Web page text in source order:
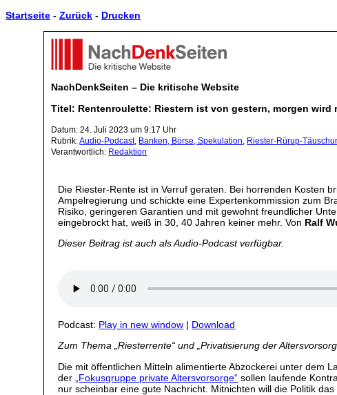
Startseite - Zurück - Drucken
NachDenkSeiten – Die kritische Website
Titel: Rentenroulette: Riestern ist von gestern, morgen wird
Datum: 24. Juli 2023 um 9:17 Uhr
Rubrik:Audio-Podcast, Banken, Börse, Spekulation, Riester-Rürup-
Verantwortlich: Redaktion
Die Riester-Rente ist in Verruf geraten. Bei horrenden Kosten
Ampelregierung und schickte eine Expertenkommission zum
Risiko, geringeren Garantien und mit gewohnt freundlicher
eingebrockt hat, weiß in 30, 40 Jahren keiner mehr. Von Ralf
Dieser Beitrag ist auch als Audio-Podcast verfügbar.
Podcast: Play in new window | Download
Zum Thema „Riesterrente“ und „Privatisierung der
Die mit öffentlichen Mitteln alimentierte Abzockerei unter dem
der
„Fokusgruppe private Altersvorsorge“ sollen laufende
nur scheinbar eine gute Nachricht. Mitnichten will die Politik